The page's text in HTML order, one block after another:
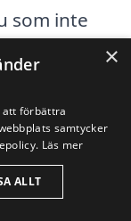
som inte
ger dig
år
resurser
ditt beslut
×
att förbättra
samtycker
Läs mer
ALLT